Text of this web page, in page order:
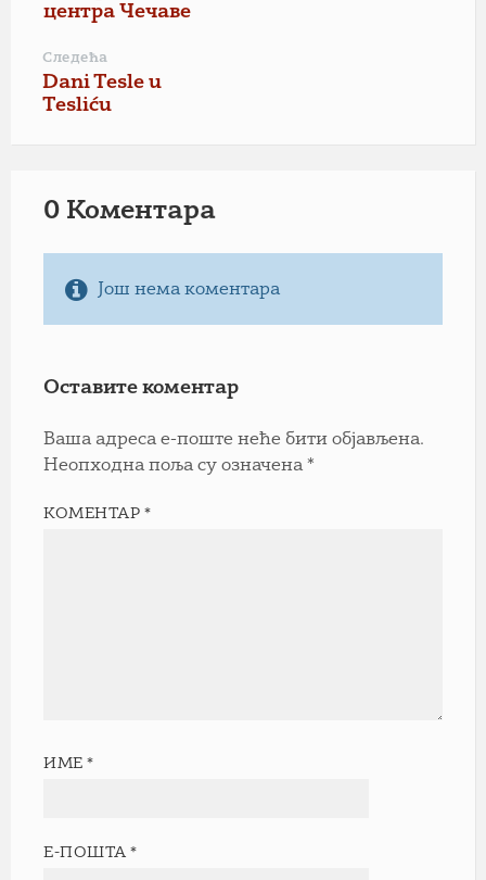
центра Чечаве
Следећа
Dani Tesle u
Tesliću
0 Коментарa
Још нема коментара
Оставите коментар
Ваша адреса е-поште неће бити објављена.
Неопходна поља су означена *
КОМЕНТАР*
ИМЕ*
Е-ПОШТА*